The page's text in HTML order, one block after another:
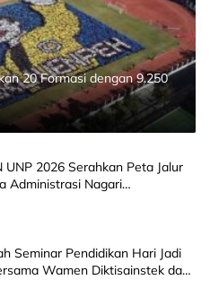
20 Formasi dengan 9.250
UNP 2026 Serahkan Peta Jalur
Administrasi Nagari
Seminar Pendidikan Hari Jadi
Wamen Diktisainstek dan